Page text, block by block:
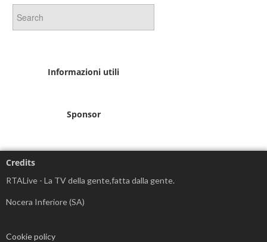
Informazioni utili
Sponsor
Credits
RTALive - La TV della gente,fatta dalla gente.
Nocera Inferiore (SA)
Cookie policy